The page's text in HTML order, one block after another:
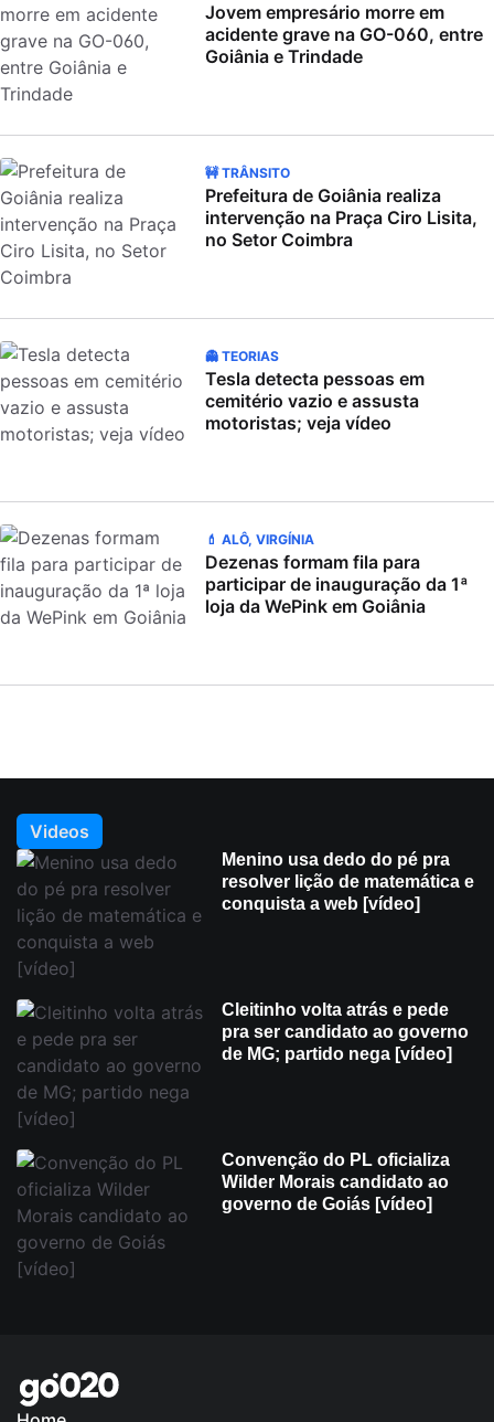
Jovem empresário morre em
acidente grave na GO-060, entre
Goiânia e Trindade
🚧 TRÂNSITO
Prefeitura de Goiânia realiza
intervenção na Praça Ciro Lisita,
no Setor Coimbra
👻 TEORIAS
Tesla detecta pessoas em
cemitério vazio e assusta
motoristas; veja vídeo
💄 ALÔ, VIRGÍNIA
Dezenas formam fila para
participar de inauguração da 1ª
loja da WePink em Goiânia
Videos
Menino usa dedo do pé pra
resolver lição de matemática e
conquista a web [vídeo]
Cleitinho volta atrás e pede
pra ser candidato ao governo
de MG; partido nega [vídeo]
Convenção do PL oficializa
Wilder Morais candidato ao
governo de Goiás [vídeo]